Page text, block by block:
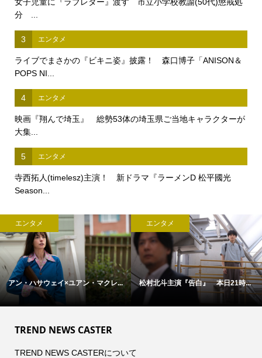
分 ...
3 エンタメ
ライブでまさかの『ビキニ姿』披露！ 森口博子「ANISON＆
POPS NI...
4 エンタメ
映画『翔んで埼玉』 総勢53体の埼玉県ご当地キャラクターが
大集...
5 エンタメ
寺西拓人(timelesz)主演！ 新ドラマ『ラーメンD 松平國光
Season...
エンタメ
アン・ハサウェイ×ユアン・マクレ...
エンタメ
松村北斗主演『告白』 本日21時...
TREND NEWS CASTER
TREND NEWS CASTERについて